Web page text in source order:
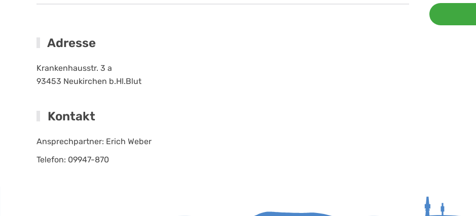
Adresse
Krankenhausstr. 3 a
93453 Neukirchen b.Hl.Blut
Kontakt
Ansprechpartner: Erich Weber
Telefon: 09947-870